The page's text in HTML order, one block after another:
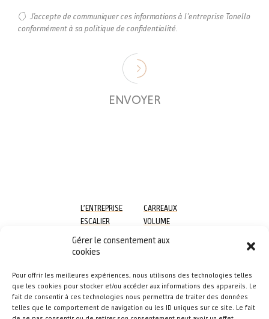
Gérer le consentement aux
cookies
Pour offrir les meilleures expériences, nous utilisons des technologies telles
que les cookies pour stocker et/ou accéder aux informations des appareils. Le
fait de consentir à ces technologies nous permettra de traiter des données
telles que le comportement de navigation ou les ID uniques sur ce site. Le fait
J’accepte de communiquer ces informations à l'entreprise Tonello
conformément à sa politique de confidentialité.
L’ENTREPRISE
ESCALIER
MOSAÏQUE
SOL
CARREAUX
VOLUME
RÉALISATIONS